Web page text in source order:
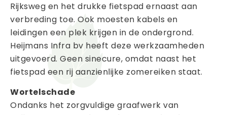
Rijksweg en het drukke fietspad ernaast aan
verbreding toe. Ook moesten kabels en
leidingen een plek krijgen in de ondergrond.
Heijmans Infra bv heeft deze werkzaamheden
uitgevoerd. Geen sinecure, omdat naast het
fietspad een rij aanzienlijke zomereiken staat.
Wortelschade
Ondanks het zorgvuldige graafwerk van